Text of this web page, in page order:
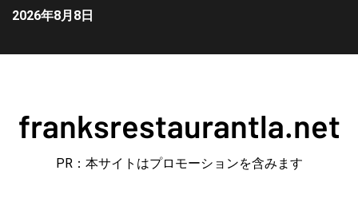
2026年8月8日
franksrestaurantla.net
PR：本サイトはプロモーションを含みます